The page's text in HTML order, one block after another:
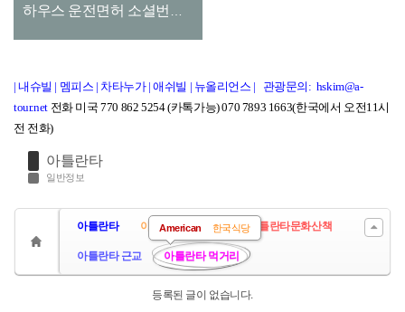
| 내슈빌 | 멤피스 | 차타누가|애쉬빌 | 뉴올리언스 | 관광문의: hskim@a-
tour.net 전화 미국 770 862 5254 (카톡가능) 070 7893 1663(한국에서 오전11시
전 전화)
아틀란타
일반정보
아틀란타 아틀란타 다운타운 아틀란타문화산책
아틀란타 근교 아틀란타 먹거리
American 한국식당
등록된 글이 없습니다.